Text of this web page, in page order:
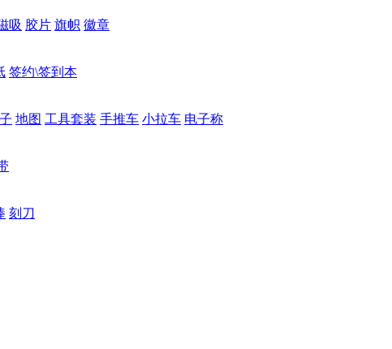
吸 胶片 旗帜 徽章
签约\签到本
地图 工具套装 手推车 小拉车 电子称
刻刀